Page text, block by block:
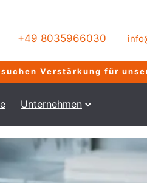
+49 8035966030
für unser Team!
Unternehmen